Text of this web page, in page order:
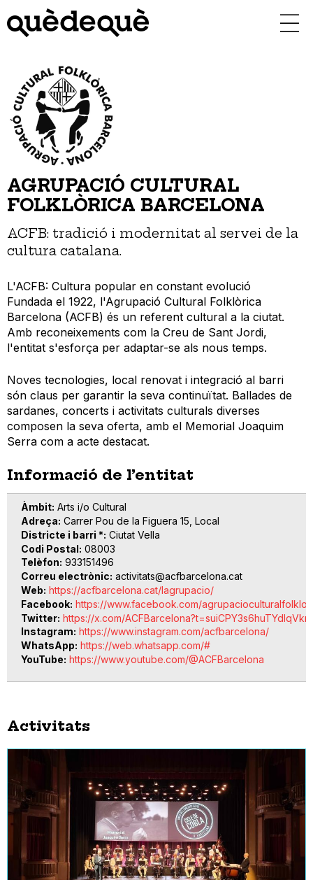
contingut
AGRUPACIÓ CULTURAL
FOLKLÒRICA BARCELONA
ACFB: tradició i modernitat al servei de la
cultura catalana.
L'ACFB: Cultura popular en constant evolució
Fundada el 1922, l'Agrupació Cultural Folklòrica
Barcelona (ACFB) és un referent cultural a la ciutat.
Amb reconeixements com la Creu de Sant Jordi,
l'entitat s'esforça per adaptar-se als nous temps.
Noves tecnologies, local renovat i integració al barri
són claus per garantir la seva continuïtat. Ballades de
sardanes, concerts i activitats culturals diverses
composen la seva oferta, amb el Memorial Joaquim
Serra com a acte destacat.
Informació de l’entitat
Àmbit Arts i/o Cultural
Adreça Carrer Pou de la Figuera 15, Local
Districte i barri * Ciutat Vella
Codi Postal 08003
Telèfon 933151496
Correu electrònic activitats@acfbarcelona.cat
Web https://acfbarcelona.cat/lagrupacio/
Facebook https://www.facebook.com/
Twitter https://x.com/
Instagram https://www.instagram.com/acfbarcelona/
WhatsApp https://web.whatsapp.com/#
YouTube https://www.youtube.com/@ACFBarcelona
Activitats